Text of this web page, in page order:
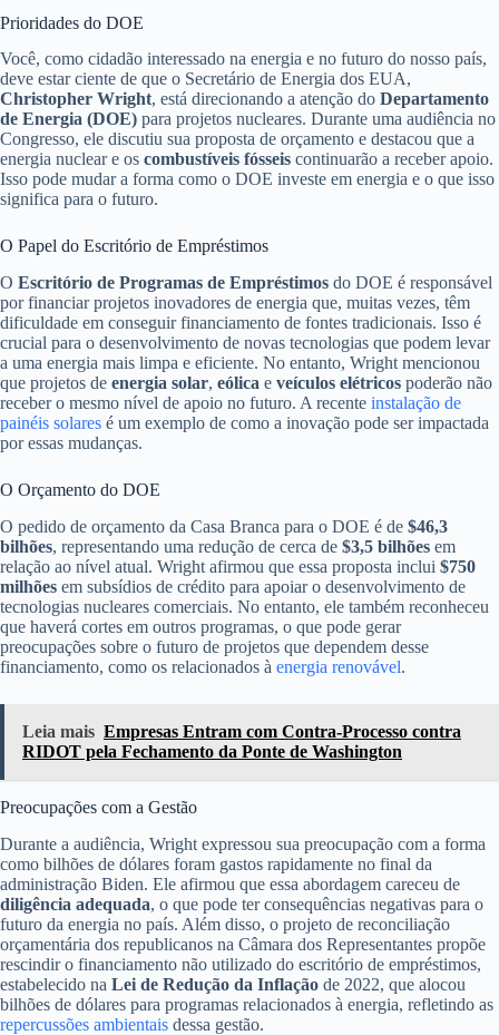
Prioridades do DOE
Você, como cidadão interessado na energia e no futuro do nosso país,
deve estar ciente de que o Secretário de Energia dos EUA,
Christopher Wright, está direcionando a atenção do Departamento
de Energia (DOE) para projetos nucleares. Durante uma audiência no
Congresso, ele discutiu sua proposta de orçamento e destacou que a
energia nuclear e os combustíveis fósseis continuarão a receber apoio.
Isso pode mudar a forma como o DOE investe em energia e o que isso
significa para o futuro.
O Papel do Escritório de Empréstimos
O Escritório de Programas de Empréstimos do DOE é responsável
por financiar projetos inovadores de energia que, muitas vezes, têm
dificuldade em conseguir financiamento de fontes tradicionais. Isso é
crucial para o desenvolvimento de novas tecnologias que podem levar
a uma energia mais limpa e eficiente. No entanto, Wright mencionou
que projetos de energia solar, eólica e veículos elétricos poderão não
receber o mesmo nível de apoio no futuro. A recente instalação de
painéis solares é um exemplo de como a inovação pode ser impactada
por essas mudanças.
O Orçamento do DOE
O pedido de orçamento da Casa Branca para o DOE é de $46,3
bilhões, representando uma redução de cerca de $3,5 bilhões em
relação ao nível atual. Wright afirmou que essa proposta inclui $750
milhões em subsídios de crédito para apoiar o desenvolvimento de
tecnologias nucleares comerciais. No entanto, ele também reconheceu
que haverá cortes em outros programas, o que pode gerar
preocupações sobre o futuro de projetos que dependem desse
financiamento, como os relacionados à energia renovável.
Leia mais Empresas Entram com Contra-Processo contra
RIDOT pela Fechamento da Ponte de Washington
Preocupações com a Gestão
Durante a audiência, Wright expressou sua preocupação com a forma
como bilhões de dólares foram gastos rapidamente no final da
administração Biden. Ele afirmou que essa abordagem careceu de
diligência adequada, o que pode ter consequências negativas para o
futuro da energia no país. Além disso, o projeto de reconciliação
orçamentária dos republicanos na Câmara dos Representantes propõe
rescindir o financiamento não utilizado do escritório de empréstimos,
estabelecido na Lei de Redução da Inflação de 2022, que alocou
bilhões de dólares para programas relacionados à energia, refletindo as
repercussões ambientais dessa gestão.